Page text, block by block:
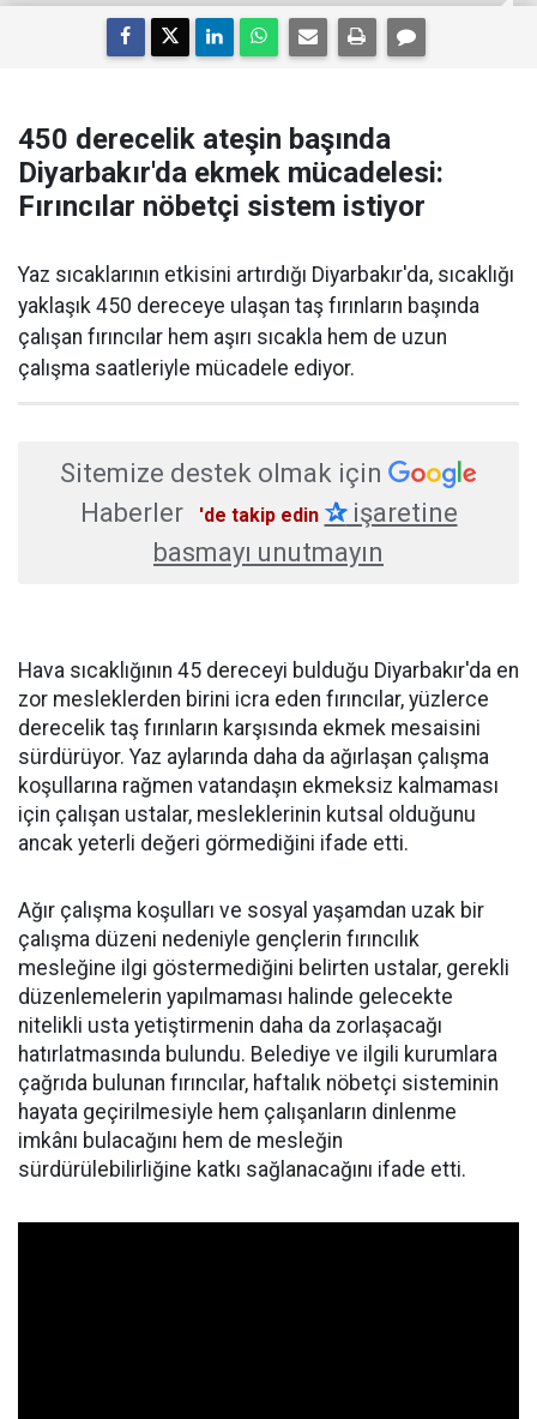
450 derecelik ateşin başında
Diyarbakır'da ekmek mücadelesi:
Fırıncılar nöbetçi sistem istiyor
Yaz sıcaklarının etkisini artırdığı Diyarbakır'da, sıcaklığı
yaklaşık 450 dereceye ulaşan taş fırınların başında
çalışan fırıncılar hem aşırı sıcakla hem de uzun
çalışma saatleriyle mücadele ediyor.
Sitemize destek olmak için
Haberler
'de takip edin ✰işaretine
basmayı unutmayın
Hava sıcaklığının 45 dereceyi bulduğu Diyarbakır'da en
zor mesleklerden birini icra eden fırıncılar, yüzlerce
derecelik taş fırınların karşısında ekmek mesaisini
sürdürüyor. Yaz aylarında daha da ağırlaşan çalışma
koşullarına rağmen vatandaşın ekmeksiz kalmaması
için çalışan ustalar, mesleklerinin kutsal olduğunu
ancak yeterli değeri görmediğini ifade etti.
Ağır çalışma koşulları ve sosyal yaşamdan uzak bir
çalışma düzeni nedeniyle gençlerin fırıncılık
mesleğine ilgi göstermediğini belirten ustalar, gerekli
düzenlemelerin yapılmaması halinde gelecekte
nitelikli usta yetiştirmenin daha da zorlaşacağı
hatırlatmasında bulundu. Belediye ve ilgili kurumlara
çağrıda bulunan fırıncılar, haftalık nöbetçi sisteminin
hayata geçirilmesiyle hem çalışanların dinlenme
imkânı bulacağını hem de mesleğin
sürdürülebilirliğine katkı sağlanacağını ifade etti.